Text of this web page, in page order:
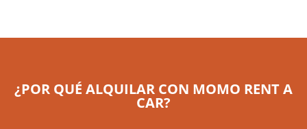
¿POR QUÉ ALQUILAR CON MOMO RENT A
CAR?